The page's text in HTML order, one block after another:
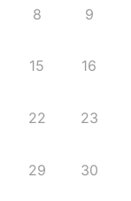
8 9
15 16
22 23
29 30